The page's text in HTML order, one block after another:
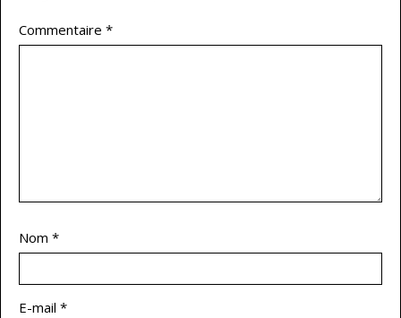
Commentaire *
Nom *
E-mail *